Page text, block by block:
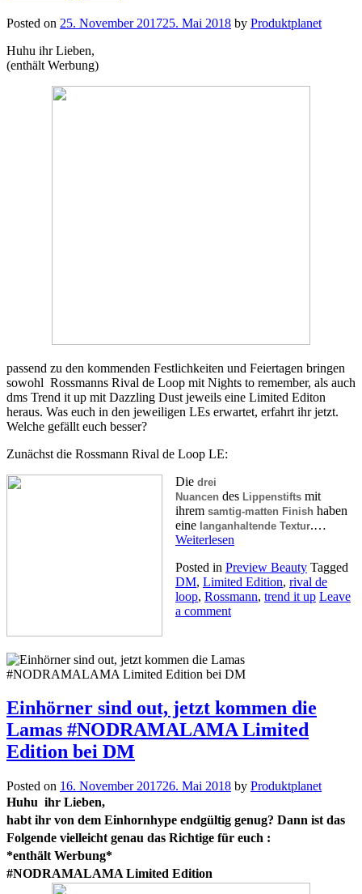
Posted on 25. November 201725. Mai 2018 by Produktplanet
Huhu ihr Lieben,
(enthält Werbung)
passend zu den kommenden Festlichkeiten und Feiertagen bringen
sowohl Rossmanns Rival de Loop mit Nights to remember, als auch
dms Trend it up mit Dazzling Dust jeweils eine Limited Editon
heraus. Was euch in den jeweiligen LEs erwartet, erfahrt ihr jetzt.
Welche gefällt euch besser?
Zunächst die Rossmann Rival de Loop LE:
Die drei
Nuancen des Lippenstifts mit
ihrem samtig-matten Finish haben
eine langanhaltende Textur.…
Weiterlesen
Posted in Preview Beauty Tagged
DM, Limited Edition, rival de
loop, Rossmann, trend it up Leave
a comment
Einhörner sind out, jetzt kommen die
Lamas #NODRAMALAMA Limited
Edition bei DM
Posted on 16. November 201726. Mai 2018 by Produktplanet
Huhu ihr Lieben,
habt ihr von dem Einhornhype endgültig genug? Dann ist das
Folgende vielleicht genau das Richtige für euch :
*enthält Werbung*
#NODRAMALAMA Limited Edition